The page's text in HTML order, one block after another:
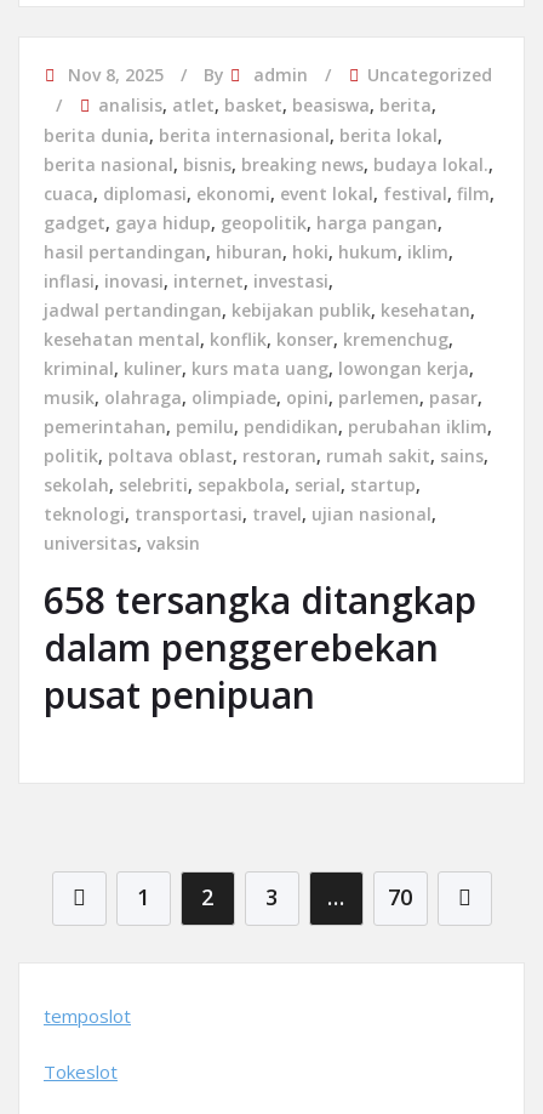
Nov 8, 2025 By admin
Uncategorized
analisis, atlet, basket, beasiswa, berita,
berita dunia, berita internasional, berita lokal,
berita nasional, bisnis, breaking news, budaya lokal.,
cuaca, diplomasi, ekonomi, event lokal, festival, film,
gadget, gaya hidup, geopolitik, harga pangan,
hasil pertandingan, hiburan, hoki, hukum, iklim,
inflasi, inovasi, internet, investasi,
jadwal pertandingan, kebijakan publik, kesehatan,
kesehatan mental, konflik, konser, kremenchug,
kriminal, kuliner, kurs mata uang, lowongan kerja,
musik, olahraga, olimpiade, opini, parlemen, pasar,
pemerintahan, pemilu, pendidikan, perubahan iklim,
politik, poltava oblast, restoran, rumah sakit, sains,
sekolah, selebriti, sepakbola, serial, startup,
teknologi, transportasi, travel, ujian nasional,
universitas, vaksin
658 tersangka ditangkap
dalam penggerebekan
pusat penipuan
Posts pagination
1 2 3 … 70
temposlot
Tokeslot